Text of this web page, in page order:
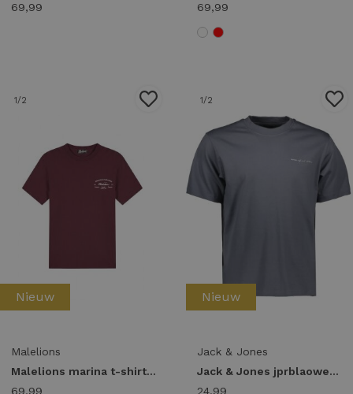
69,99
69,99
1/2
Nieuw
Malelions
Malelions marina t-shirt mma50026049 Print T-shirts 45004 burgundy
69,99
1/2
Nieuw
Jack & Jones
Jack & Jones jprblaowen ss branding tee sn 12292397 Print T-shirts 5053154 turbulence
24,99